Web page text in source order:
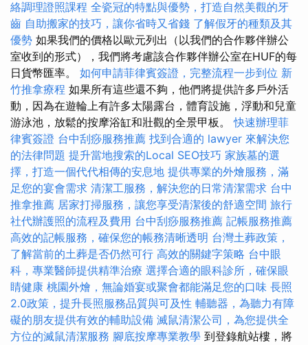
絡調理證照課程 全瓷冠的特點與優勢，打造自然美觀的牙
齒 自助搬家的技巧，讓你省時又省錢 了解假牙的種類及其
優勢 如果我們的價格以歐元列出（以我們的合作夥伴辦公
室收到的形式），我們將考慮該合作夥伴辦公室在HUF的每
日貨幣匯率。 如何申請菲律賓簽證，完整流程一步到位 新
竹推拿療程 如果所有這些還不夠，他們將提供許多戶外活
動，因為在遊輪上有許多太陽露台，體育設施，浮動和兒童
游泳池，放鬆的按摩浴缸和壯觀的全景甲板。快速辦理菲
律賓簽證 台中刮痧服務推薦 找到合適的 lawyer 來解決您
的法律問題 提升當地搜索的Local SEO技巧 家族墓的選
擇，打造一個代代相傳的安息地 提供專業的外燴服務，滿
足您的宴會需求 清潔工服務，解決您的日常清潔需求 台中
推拿推薦 居家打掃服務，讓您享受清潔後的舒適空間 旅行
社代辦護照的流程及費用 台中刮痧服務推薦 記帳服務推薦
高效的記帳服務，確保您的帳務清晰透明 台灣土葬政策，
了解當前的土葬是否仍然可行 高效的關鍵字策略 台中眼
科，專業醫師提供精準治療 選擇合適的眼科診所，確保眼
睛健康 桃園外燴，無論婚宴或聚會都能滿足您的口味 長照
2.0政策，提升長照服務品質與可及性 輔聽器，為聽力有障
礙的朋友提供有效的輔助設備 滅鼠清潔公司，為您提供全
方位的滅鼠清潔服務 腳底按摩專業教學 到登錄航站樓，將